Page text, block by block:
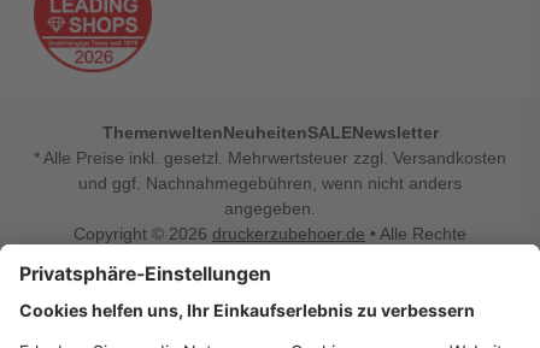
ThemenweltenNeuheitenSALENewsletter
* Alle Preise inkl. gesetzl. Mehrwertsteuer zzgl. Versandkosten
und ggf. Nachnahmegebühren, wenn nicht anders
angegeben.
Copyright © 2026 druckerzubehoer.de • Alle Rechte
Vertrag widerrufen
Druckerzubehoer.de – preiswerte Qualität für Ihr Office